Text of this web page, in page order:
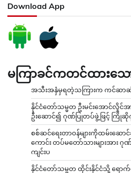
Download App
မကြာခင်ကတင်ထားသေ
အသီးအနှံမှရတဲ့သကြားက ကင်ဆာဆဲ
နိုင်ငံတော်သမ္မတ ဦးမင်းအောင်လှိုင်အ
ဦးဆောင်၍ ဂုဏ်ပြုတပ်ဖွဲ့ဖြင့် ကြို
စစ်ဆင်ရေးတာဝန်များကိုထမ်းဆော
ကောင်း တပ်မတော်သားများအား
ကျင်းပ
နိုင်ငံတော်သမ္မတ ထိုင်းနိုင်ငံသို့ ရော